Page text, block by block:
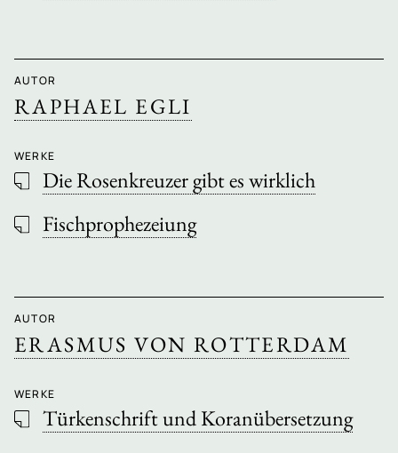
AUTOR
RAPHAEL EGLI
WERKE
Die Rosenkreuzer gibt es wirklich
Fischprophezeiung
AUTOR
ERASMUS VON ROTTERDAM
WERKE
Türkenschrift und Koranübersetzung